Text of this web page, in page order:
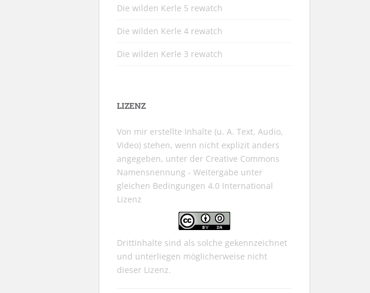
Die wilden Kerle 5 rewatch
Die wilden Kerle 4 rewatch
Die wilden Kerle 3 rewatch
LIZENZ
Von mir erstellte Inhalte (u. A. Text, Audio,
Video) stehen, wenn nicht explizit anders
angegeben, unter der Creative Commons
Namensnennung - Weitergabe unter
gleichen Bedingungen 4.0 International
Lizenz
Drittinhalte sind als solche gekennzeichnet
und unterliegen möglicherweise nicht
dieser Lizenz.